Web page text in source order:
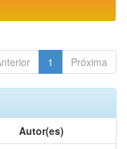
1 Próxima
Autor(es)